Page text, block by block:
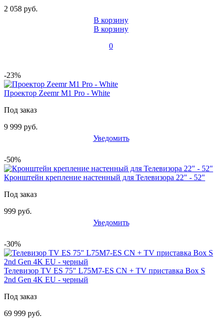
2 058 руб.
В корзину
В корзину
0
-23%
Проектор Zeemr M1 Pro - White
Под заказ
9 999 руб.
Уведомить
-50%
Кронштейн крепление настенный для Телевизора 22" - 52"
Под заказ
999 руб.
Уведомить
-30%
Телевизор TV ES 75" L75M7-ES CN + TV приставка Box S
2nd Gen 4K EU - черный
Под заказ
69 999 руб.